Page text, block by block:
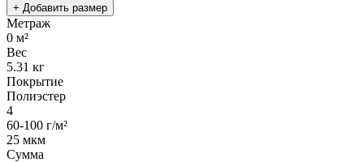
+ Добавить размер
Метраж
0 м²
Вес
5.31 кг
Покрытие
Полиэстер
4
60-100 г/м²
25 мкм
Сумма